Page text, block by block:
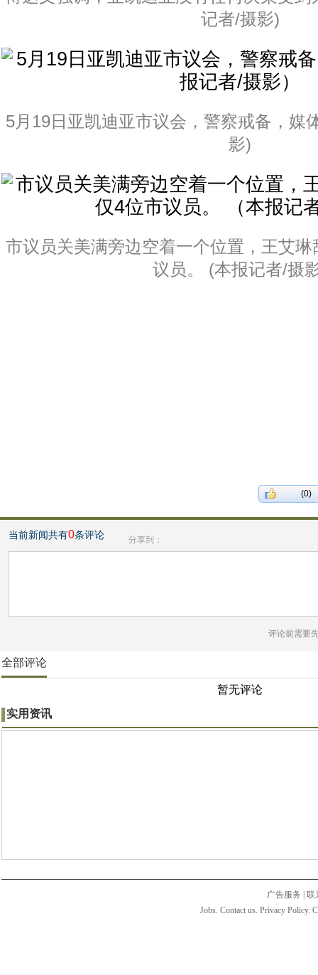
记者/摄影)
5月19日亚凯迪亚市议会，警察戒备，媒
影)
市议员关美满旁边空着一个位置，王艾
议员。 (本报记者/摄
(0)
当前新闻共有0条评论 分享到：
评论前需要
全部评论
暂无评论
实用资讯
广告服务
联
Jobs. Contact us. Privacy Policy.